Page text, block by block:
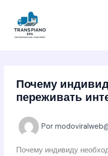
contenido
Почему
переживать
Por
Почему индивиду